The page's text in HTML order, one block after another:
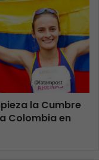
la Cumbre
Colombia en